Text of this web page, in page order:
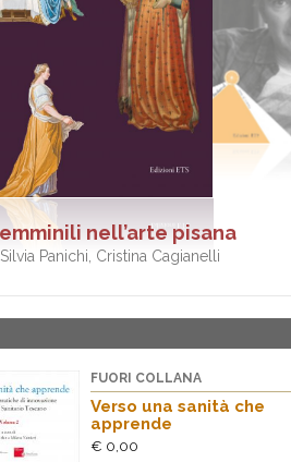
nell’arte pisana
Panichi, Cristina Cagianelli
FUORI COLLANA
Verso una sanità che
apprende
€ 0,00